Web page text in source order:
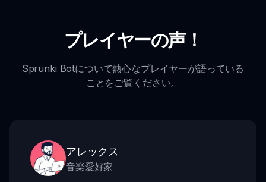
プレイヤーの声！
Sprunki Botについて熱心なプレイヤーが語っている
ことをご覧ください。
アレックス
音楽愛好家